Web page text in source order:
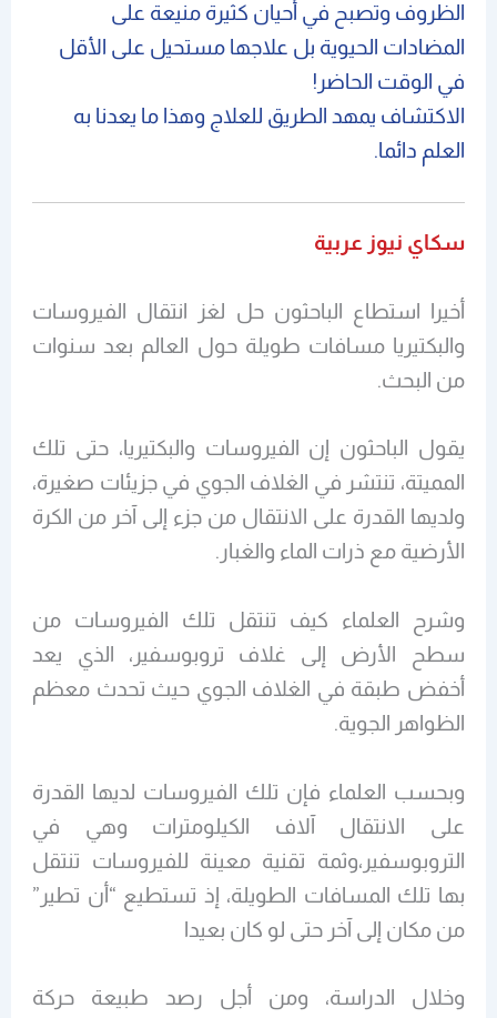
الظروف وتصبح في أحيان كثيرة منيعة على
المضادات الحيوية بل علاجها مستحيل على الأقل
في الوقت الحاضر!
الاكتشاف يمهد الطريق للعلاج وهذا ما يعدنا به
العلم دائما.
سكاي نيوز عربية
أخيرا استطاع الباحثون حل لغز انتقال الفيروسات
والبكتيريا مسافات طويلة حول العالم بعد سنوات
من البحث.
يقول الباحثون إن الفيروسات والبكتيريا، حتى تلك
المميتة، تنتشر في الغلاف الجوي في جزيئات صغيرة،
ولديها القدرة على الانتقال من جزء إلى آخر من الكرة
الأرضية مع ذرات الماء والغبار.
وشرح العلماء كيف تنتقل تلك الفيروسات من
سطح الأرض إلى غلاف تروبوسفير، الذي يعد
أخفض طبقة في الغلاف الجوي حيث تحدث معظم
الظواهر الجوية.
وبحسب العلماء فإن تلك الفيروسات لديها القدرة
على الانتقال آلاف الكيلومترات وهي في
التروبوسفير،وثمة تقنية معينة للفيروسات تنتقل
بها تلك المسافات الطويلة، إذ تستطيع “أن تطير”
من مكان إلى آخر حتى لو كان بعيدا
وخلال الدراسة، ومن أجل رصد طبيعة حركة